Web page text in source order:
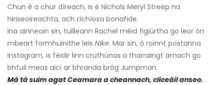
Chun é a chur díreach, is é Nichols Meryl Streep na
hiriseoireachta, ach ríchíosa bonafide.
Ina ainneoin sin, tuilleann Rachel méid figiúrtha go leor ón
mbeart formhuinithe leis Nike. Mar sin, ó roinnt postanna
Instagram, is féidir linn cruthúnas a tharraingt amach go
bhfuil meas aici ar bhranda bróg Jumpman.
Má tá suim agat Ceamara a cheannach, cliceáil anseo.